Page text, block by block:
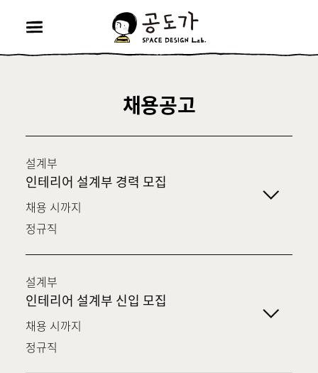
뉴
채용공고
설계부
인테리어 설계부 경력 모집
채용 시까지
정규직
설계부
인테리어 설계부 신입 모집
채용 시까지
정규직